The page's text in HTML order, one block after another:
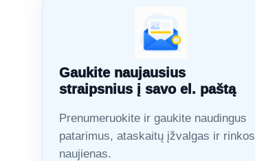
Gaukite naujausius
straipsnius į savo el. paštą
Prenumeruokite ir gaukite naudingus
patarimus, ataskaitų įžvalgas ir rinkos
naujienas.